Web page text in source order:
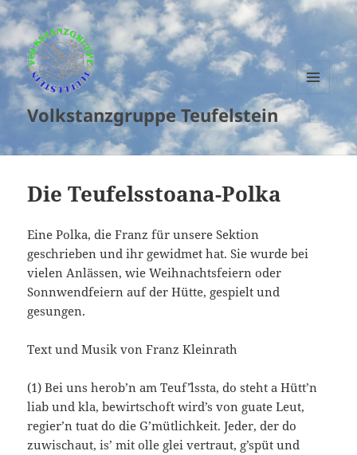
Volkstanzgruppe Teufelstein
MENU
AND
WIDGETS
Die Teufelsstoana-Polka
Eine Polka, die Franz für unsere Sektion
geschrieben und ihr gewidmet hat. Sie wurde bei
vielen Anlässen, wie Weihnachtsfeiern oder
Sonnwendfeiern auf der Hütte, gespielt und
gesungen.
Text und Musik von Franz Kleinrath
(1) Bei uns herob’n am Teuf`’lssta, do steht a Hütt’n
liab und kla, bewirtschoft wird’s von guate Leut,
regier’n tuat do die G’mütlichkeit. Jeder, der do
zuwischaut, is’ mit olle glei vertraut, g’spüt und